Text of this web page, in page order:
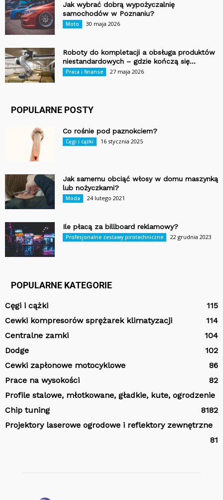
Jak wybrać dobrą wypożyczalnię
samochodów w Poznaniu?
Moto 30 maja 2026
Roboty do kompletacji a obsługa produktów
niestandardowych – gdzie kończą się...
Praca i finanse 27 maja 2026
POPULARNE POSTY
Co rośnie pod paznokciem?
Cęgi i cążki 16 stycznia 2025
Jak samemu obciąć włosy w domu maszynką
lub nożyczkami?
Moda 24 lutego 2021
Ile płacą za billboard reklamowy?
Profesjonalne zestawy pirotechniczne 22 grudnia 2023
POPULARNE KATEGORIE
Cęgi i cążki
115
Cewki kompresorów sprężarek klimatyzacji
114
Centralne zamki
104
Dodge
102
Cewki zapłonowe motocyklowe
86
Prace na wysokości
82
Profile stalowe, młotkowane, gładkie, kute, ogrodzenie
82
Chip tuning
81
Projektory laserowe ogrodowe i reflektory zewnętrzne
81